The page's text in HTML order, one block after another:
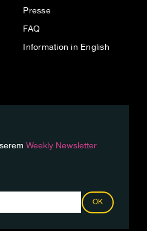
Presse
FAQ
Information in English
Weekly Newsletter
OK